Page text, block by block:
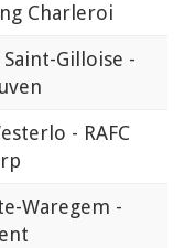
Charleroi
Gilloise -
- RAFC
Waregem -